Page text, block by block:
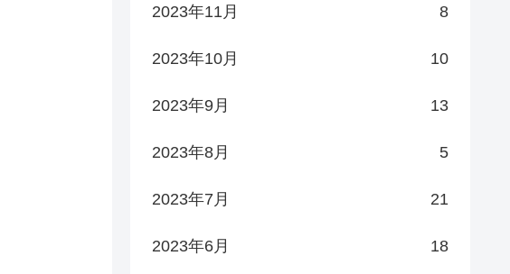
2023年11月 8
2023年10月 10
2023年9月 13
2023年8月 5
2023年7月 21
2023年6月 18